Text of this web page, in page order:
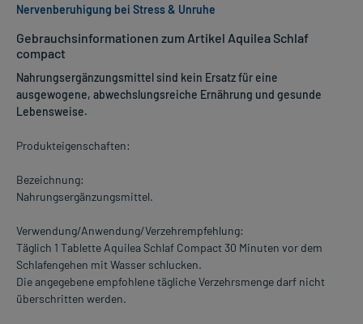
Gebrauchsinformationen zum Artikel Aquilea Schlaf
compact
Nahrungsergänzungsmittel sind kein Ersatz für eine
ausgewogene, abwechslungsreiche Ernährung und gesunde
Lebensweise.
Produkteigenschaften:
Bezeichnung:
Nahrungsergänzungsmittel.
Verwendung/Anwendung/Verzehrempfehlung:
Täglich 1 Tablette Aquilea Schlaf Compact 30 Minuten vor dem
Schlafengehen mit Wasser schlucken.
Die angegebene empfohlene tägliche Verzehrsmenge darf nicht
überschritten werden.
Nervenberuhigung bei Stress & Unruhe